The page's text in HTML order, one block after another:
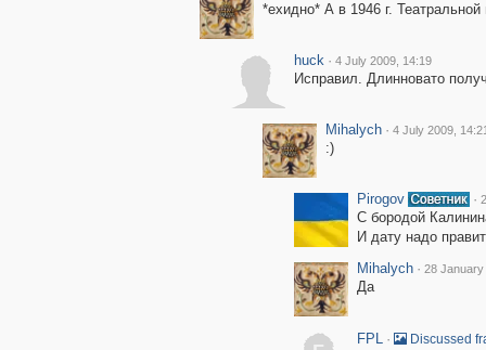
*ехидно* А в 1946 г.
huck · 4 July 2009, 14:19
Исправил. Длинновато
Mihalych · 4 July 2009,
:)
Pirogov ·
С бородой
И дату надо
Mihalych · 28 January
Да
FPL · Discussed